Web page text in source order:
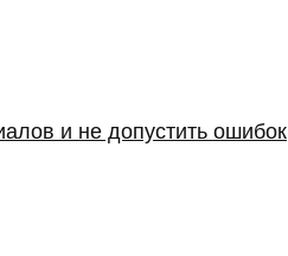
и не допустить ошибок